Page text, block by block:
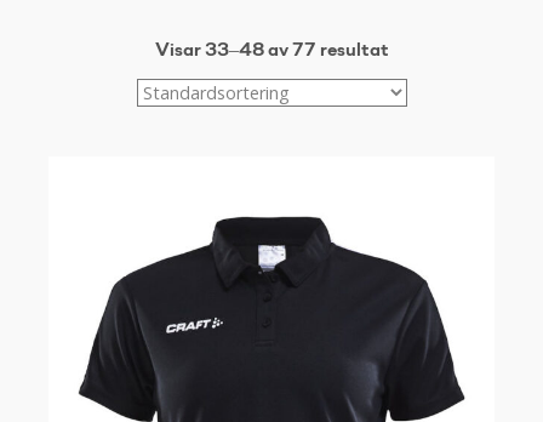
Visar 33–48 av 77 resultat